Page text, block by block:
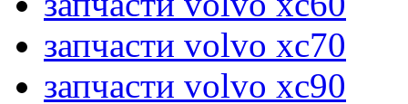
запчасти volvo xc70
запчасти volvo xc90